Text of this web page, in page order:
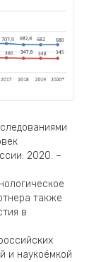
2020. –
также
в
и наукоёмкой